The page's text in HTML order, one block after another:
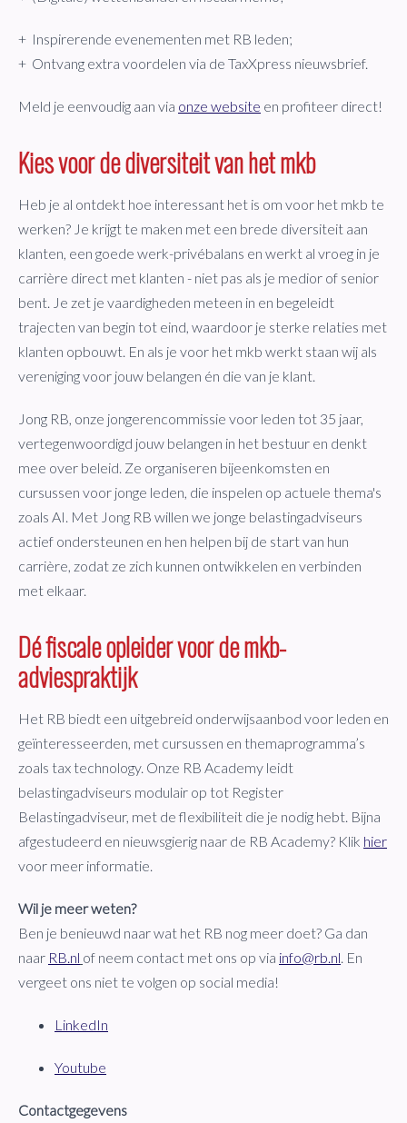
+ Inspirerende evenementen met RB leden;
+ Ontvang extra voordelen via de TaxXpress nieuwsbrief.
Meld je eenvoudig aan via onze website en profiteer direct!
Kies voor de diversiteit van het mkb
Heb je al ontdekt hoe interessant het is om voor het mkb te
werken? Je krijgt te maken met een brede diversiteit aan
klanten, een goede werk-privébalans en werkt al vroeg in je
carrière direct met klanten - niet pas als je medior of senior
bent. Je zet je vaardigheden meteen in en begeleidt
trajecten van begin tot eind, waardoor je sterke relaties met
klanten opbouwt. En als je voor het mkb werkt staan wij als
vereniging voor jouw belangen én die van je klant.
Jong RB, onze jongerencommissie voor leden tot 35 jaar,
vertegenwoordigd jouw belangen in het bestuur en denkt
mee over beleid. Ze organiseren bijeenkomsten en
cursussen voor jonge leden, die inspelen op actuele thema's
zoals AI. Met Jong RB willen we jonge belastingadviseurs
actief ondersteunen en hen helpen bij de start van hun
carrière, zodat ze zich kunnen ontwikkelen en verbinden
met elkaar.
Dé fiscale opleider voor de mkb-
adviespraktijk
Het RB biedt een uitgebreid onderwijsaanbod voor leden en
geïnteresseerden, met cursussen en themaprogramma’s
zoals tax technology. Onze RB Academy leidt
belastingadviseurs modulair op tot Register
Belastingadviseur, met de flexibiliteit die je nodig hebt. Bijna
afgestudeerd en nieuwsgierig naar de RB Academy? Klik hier
voor meer informatie.
Wil je meer weten?
Ben je benieuwd naar wat het RB nog meer doet? Ga dan
naar RB.nl of neem contact met ons op via info@rb.nl. En
vergeet ons niet te volgen op social media!
LinkedIn
Youtube
Contactgegevens